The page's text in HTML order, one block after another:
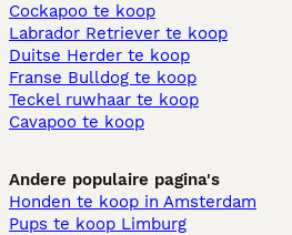
Cockapoo te koop
Labrador Retriever te koop
Duitse Herder te koop
Franse Bulldog te koop
Teckel ruwhaar te koop
Cavapoo te koop
Andere populaire pagina's
Honden te koop in Amsterdam
Pups te koop Limburg​